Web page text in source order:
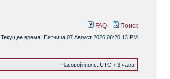
FAQ Поиск
Текущее время: Пятница 07 Август 2026 06:20:13 PM
Часовой пояс: UTC + 3 часа